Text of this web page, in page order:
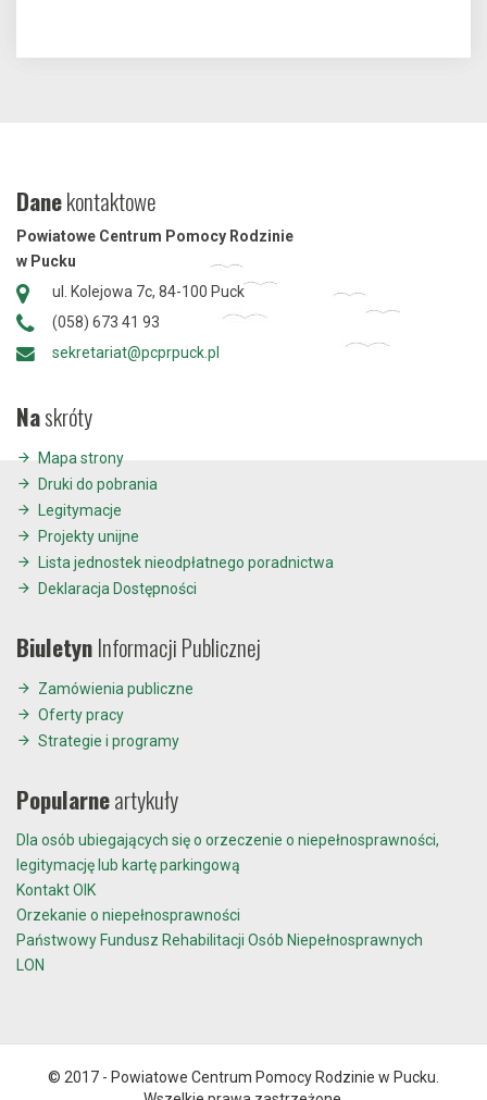
Danekontaktowe
Powiatowe Centrum Pomocy Rodzinie
w Pucku
ul. Kolejowa 7c, 84-100 Puck
(058) 673 41 93
sekretariat@pcprpuck.pl
Naskróty
Mapa strony
Druki do pobrania
Legitymacje
Projekty unijne
Lista jednostek nieodpłatnego poradnictwa
Deklaracja Dostępności
BiuletynInformacji Publicznej
Zamówienia publiczne
Oferty pracy
Strategie i programy
Popularneartykuły
Dla osób ubiegających się o orzeczenie o niepełnosprawności,
legitymację lub kartę parkingową
Kontakt OIK
Orzekanie o niepełnosprawności
Państwowy Fundusz Rehabilitacji Osób Niepełnosprawnych
LON
© 2017 - Powiatowe Centrum Pomocy Rodzinie w Pucku.